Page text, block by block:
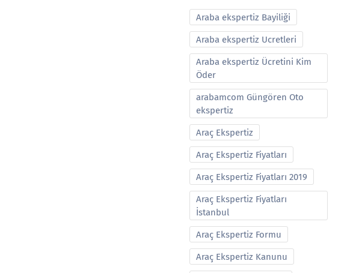
Araba ekspertiz Bayiliği
Araba ekspertiz Ucretleri
Araba ekspertiz Ücretini Kim
Öder
arabamcom Güngören Oto
ekspertiz
Araç Ekspertiz
Araç Ekspertiz Fiyatları
Araç Ekspertiz Fiyatları 2019
Araç Ekspertiz Fiyatları
İstanbul
Araç Ekspertiz Formu
Araç Ekspertiz Kanunu